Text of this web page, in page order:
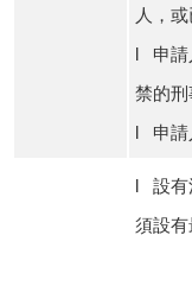
人，
l 申請
禁的
l 申請
l 設有
須設有